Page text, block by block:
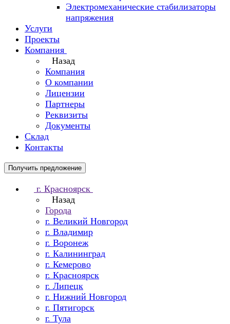
Электромеханические стабилизаторы
напряжения
Услуги
Проекты
Компания
Назад
Компания
О компании
Лицензии
Партнеры
Реквизиты
Документы
Склад
Контакты
Получить предложение
г. Красноярск
Назад
Города
г. Великий Новгород
г. Владимир
г. Воронеж
г. Калининград
г. Кемерово
г. Красноярск
г. Липецк
г. Нижний Новгород
г. Пятигорск
г. Тула